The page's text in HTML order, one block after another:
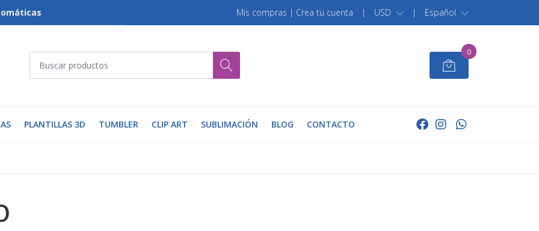
Mis compras | Crea tu cuenta | USD | Español
0
PLANTILLAS 3D TUMBLER CLIP ART SUBLIMACIÓN BLOG CONTACTO